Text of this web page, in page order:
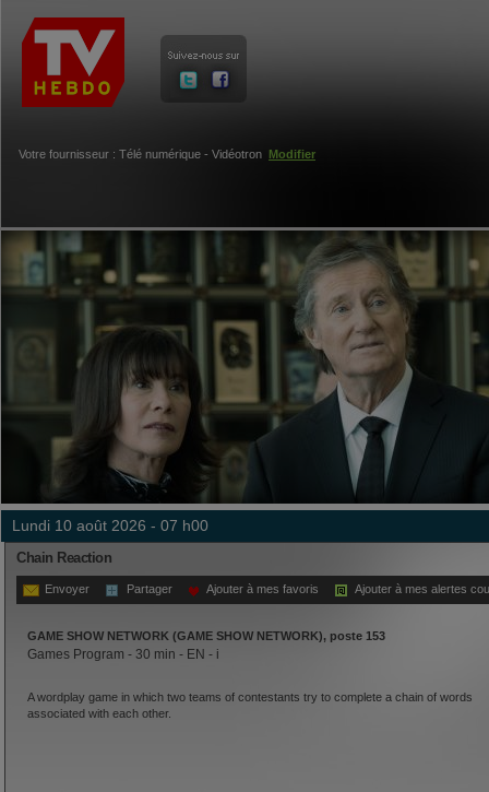
Votre fournisseur : Télé numérique - Vidéotron Modifier
lundi 10 août 2026 - 07 h00
Chain Reaction
Envoyer Partager Ajouter à mes favoris Ajouter à mes alertes
GAME SHOW NETWORK (GAME SHOW NETWORK), poste 153
Games Program - 30 min - EN - i
A wordplay game in which two teams of contestants try to complete a chain of words
associated with each other.